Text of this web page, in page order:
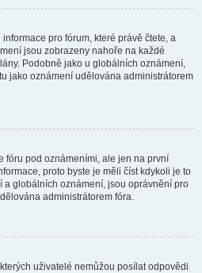
pro fórum, které právě čtete, a
jsou zobrazeny nahoře na každé
Podobně jako u globálních oznámení,
jako oznámení udělována administrátorem
fóru pod oznámeními, ale jen na první
proto byste je měli číst kdykoli je to
a globálních oznámení, jsou oprávnění pro
administrátorem fóra.
uživatelé nemůžou posílat odpovědi